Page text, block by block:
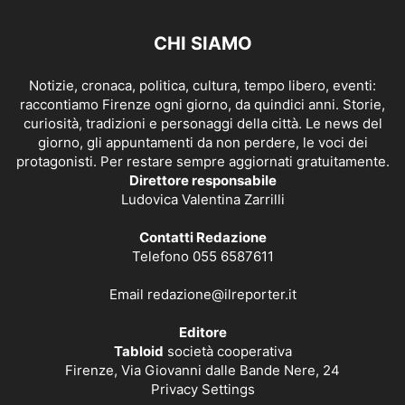
CHI SIAMO
Notizie, cronaca, politica, cultura, tempo libero, eventi:
raccontiamo Firenze ogni giorno, da quindici anni. Storie,
curiosità, tradizioni e personaggi della città. Le news del
giorno, gli appuntamenti da non perdere, le voci dei
protagonisti. Per restare sempre aggiornati gratuitamente.
Direttore responsabile
Ludovica Valentina Zarrilli
Contatti Redazione
Telefono 055 6587611
Email redazione@ilreporter.it
Editore
Tabloid società cooperativa
Firenze, Via Giovanni dalle Bande Nere, 24
Privacy Settings